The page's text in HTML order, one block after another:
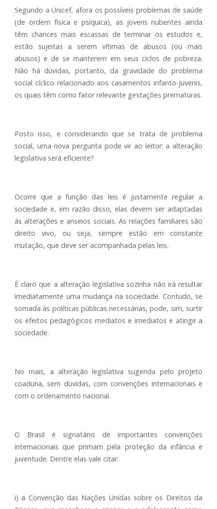
Segundo a Unicef, afora os possíveis problemas de saúde
(de ordem física e psíquica), as jovens nubentes ainda
têm chances mais escassas de terminar os estudos e,
estão sujeitas a serem vítimas de abusos (ou mais
abusos) e de se manterem em seus ciclos de pobreza.
Não há dúvidas, portanto, da gravidade do problema
social cíclico relacionado aos casamentos infanto-juvenis,
os quais têm como fator relevante gestações prematuras.
Posto isso, e considerando que se trata de problema
social, uma nova pergunta pode vir ao leitor: a alteração
legislativa será eficiente?
Ocorre que a função das leis é justamente regular a
sociedade e, em razão disso, elas devem ser adaptadas
às alterações e anseios sociais. As relações familiares são
direito vivo, ou seja, sempre estão em constante
mutação, que deve ser acompanhada pelas leis.
É claro que a alteração legislativa sozinha não irá resultar
imediatamente uma mudança na sociedade. Contudo, se
somada às políticas públicas necessárias, pode, sim, surtir
os efeitos pedagógicos mediatos e imediatos e atingir a
sociedade.
No mais, a alteração legislativa sugerida pelo projeto
coaduna, sem dúvidas, com convenções internacionais e
com o ordenamento nacional.
O Brasil é signatário de importantes convenções
internacionais que primam pela proteção da infância e
juventude. Dentre elas vale citar:
i) a Convenção das Nações Unidas sobre os Direitos da